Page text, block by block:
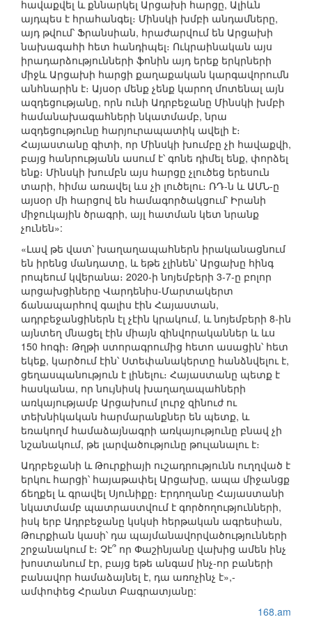
հավաքվել և քննարկել Արցախի հարցը, Ալիևն
այդպես է հրահանգել։ Մինսկի խմբի անդամները,
այդ թվում՝ Ֆրանսիան, հրաժարվում են Արցախի
նախագահի հետ հանդիպել։ Ուկրաինական այս
իրադարձությունների ֆոնին այդ երեք երկրների
միջև Արցախի հարցի քաղաքական կարգավորումն
անհնարին է։ Այսօր մենք չենք կարող մոտենալ այն
ազդեցությանը, որն ունի Ադրբեջանը Մինսկի խմբի
համանախագահների նկատմամբ, նրա
ազդեցությունը հարյուրապատիկ ավելի է։
Հայաստանը գիտի, որ Մինսկի խումբը չի հավաքվի,
բայց հանրությանն ասում է՝ գոնե դիմել ենք, փորձել
ենք։ Մինսկի խումբն այս հարցը չլուծեց երեսուն
տարի, հիմա առավել ևս չի լուծելու։ ՌԴ-ն և ԱՄՆ-ը
այսօր մի հարցով են համագործակցում՝ Իրանի
միջուկային ծրագրի, այլ հատման կետ նրանք
չունեն»:
«Լավ թե վատ՝ խաղաղապահներն իրականացնում
են իրենց մանդատը, և եթե չլինեն՝ Արցախը հինգ
րոպեում կվերանա։ 2020-ի նոյեմբերի 3-7-ը բոլոր
արցախցիները Վարդենիս-Մարտակերտ
ճանապարհով գալիս էին Հայաստան,
ադրբեջանցիներն էլ չէին կրակում, և նոյեմբերի 8-ին
այնտեղ մնացել էին միայն զինվորականներ և ևս
150 հոգի։ Թղթի ստորագրումից հետո ասացին՝ հետ
եկեք, կարծում էին՝ Ստեփանակերտը հանձնվելու է,
ցեղասպանություն է լինելու։ Հայաստանը պետք է
հասկանա, որ նույնիսկ խաղաղապահների
առկայությամբ Արցախում լուրջ զինուժ ու
տեխնիկական հարմարանքներ են պետք, և
եռակողմ համաձայնագրի առկայությունը բնավ չի
նշանակում, թե լարվածությունը թուլանալու է։
Ադրբեջանի և Թուրքիայի ուշադրությունն ուղղված է
երկու հարցի՝ հայաթափել Արցախը, ապա միջանցք
ճեղքել և գրավել Սյունիքը։ Էրդողանը Հայաստանի
նկատմամբ պատրաստվում է գործողությունների,
իսկ երբ Ադրբեջանը կսկսի հերթական ագրեսիան,
Թուրքիան կասի՝ դա պայմանավորվածությունների
շրջանակում է։ Չէ՞ որ Փաշինյանը վախից ամեն ինչ
խոստանում էր, բայց եթե անգամ ինչ-որ բաների
բանավոր համաձայնել է, դա առոչինչ է»,-
ամփոփեց Հրանտ Բագրատյանը:
168.am